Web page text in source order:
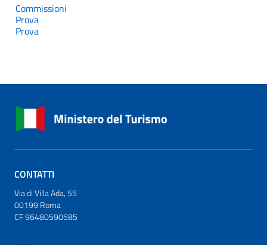
Commissioni
Prova
Prova
CONTATTI
Via di Villa Ada, 55
00199 Roma
CF 96480590585